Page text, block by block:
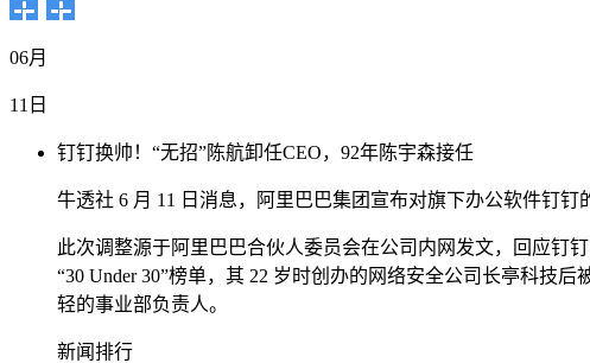
06月
11日
钉钉换帅！“无招”陈航卸任CEO，92年陈宇森接任
牛透社 6 月 11 日消息，阿里巴巴集团宣布对旗下办公软件钉钉
此次调整源于阿里巴巴合伙人委员会在公司内网发文，回应钉
“30 Under 30”榜单，其 22 岁时创办的网络安全公司长亭科技
轻的事业部负责人。
新闻排行